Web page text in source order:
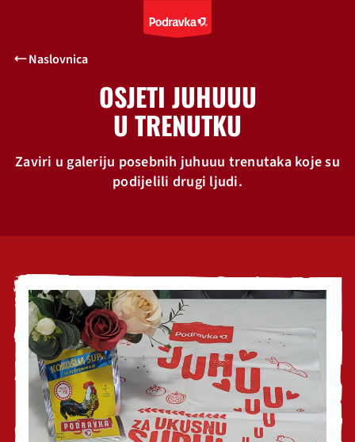
Naslovnica
OSJETI JUHUUU
U TRENUTKU
Zaviri u galeriju posebnih juhuuu trenutaka koje su
podijelili drugi ljudi.